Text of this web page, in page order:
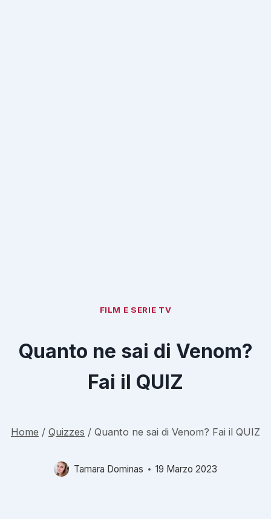
FILM E SERIE TV
Quanto ne sai di Venom?
Fai il QUIZ
Home / Quizzes / Quanto ne sai di Venom? Fai il QUIZ
Tamara Dominas 19 Marzo 2023